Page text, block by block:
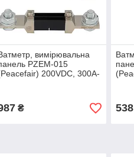
вимірювальна
PZEM-015
200VDC, 300A-
₴ 538